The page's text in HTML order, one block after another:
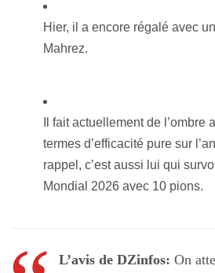
Hier, il a encore régalé avec
Mahrez.
Il fait actuellement de l’ombre
termes d’efficacité pure sur
rappel, c’est aussi lui qui
Mondial 2026 avec 10 pions.
L’avis de DZinfos: On